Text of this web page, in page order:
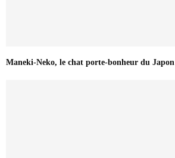
Maneki-Neko, le chat porte-bonheur du Japon